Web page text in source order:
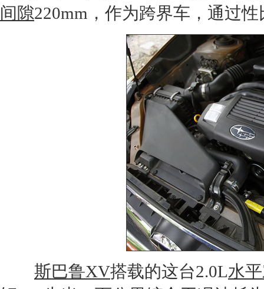
间隙220mm，作为跨界车，通过性
斯巴鲁XV搭载的这台2.0L水